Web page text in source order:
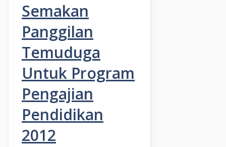
Semakan
Panggilan
Temuduga
Untuk Program
Pengajian
Pendidikan
2012